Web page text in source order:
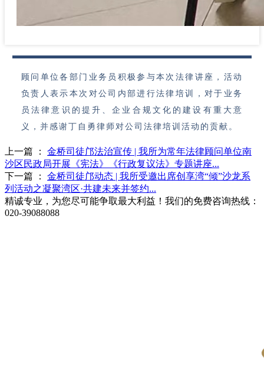
顾问单位各部门业务员积极参与本次法律讲座，活动
负责人表示本次对公司内部进行法律培训，对于业务
员法律意识的提升、企业合规文化的建设有重大意
义，并感谢丁自勇律师对公司法律培训活动的贡献。
上一篇 ：
金桥司徒邝法治宣传 | 我所为常年法律顾问单位南
沙区民政局开展《宪法》《行政复议法》专题讲座...
下一篇 ：
金桥司徒邝动态 | 我所受邀出席创享湾“倾”沙龙系
列活动之凝聚湾区·共建未来并签约...
精诚专业，为您尽可能争取最大利益！我们的免费咨询热线：
020-39088088